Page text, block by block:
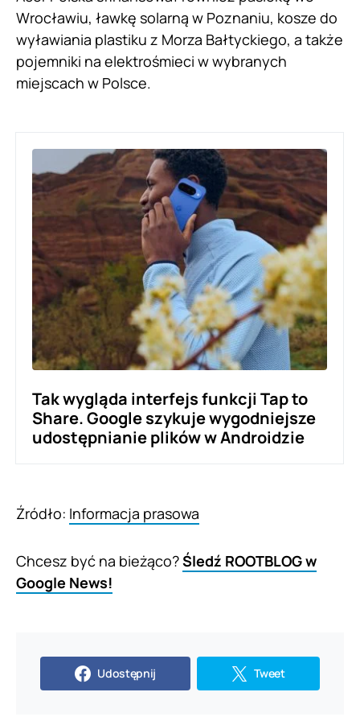
Wrocławiu, ławkę solarną w Poznaniu, kosze do
wyławiania plastiku z Morza Bałtyckiego, a także
pojemniki na elektrośmieci w wybranych
miejscach w Polsce.
Tak wygląda interfejs funkcji Tap to
Share. Google szykuje wygodniejsze
udostępnianie plików w Androidzie
Źródło: Informacja prasowa
Chcesz być na bieżąco?Śledź ROOTBLOG w
Google News!
Udostępnij Tweet